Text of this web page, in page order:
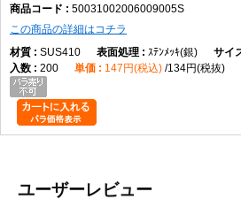
50031002006009005S
この商品の詳細はコチラ
SUS410
ｽﾃﾝﾒｯｷ(銀)
200
147円(税込) 134円(税抜)
ユーザーレビュー